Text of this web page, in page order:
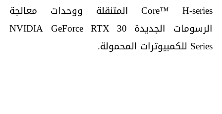
Core™ H-series المتنقلة ووحدات معالجة
الرسومات الجديدة NVIDIA GeForce RTX 30
Series للكمبيوترات المحمولة.